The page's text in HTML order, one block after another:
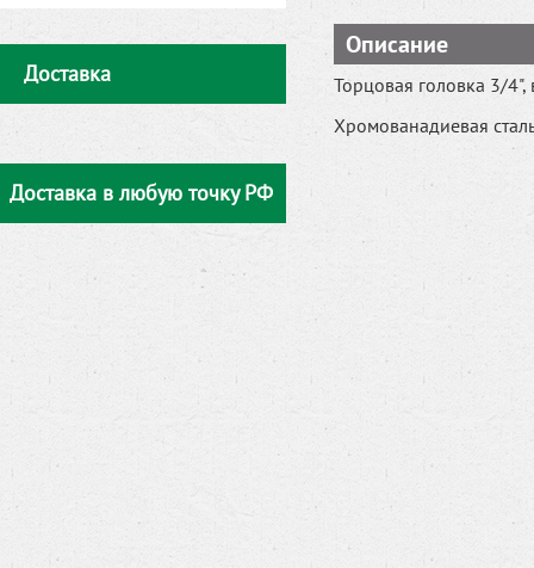
Доставка
Доставка в любую точку РФ
Описание
Торцовая головка 3/
Хромованадиевая